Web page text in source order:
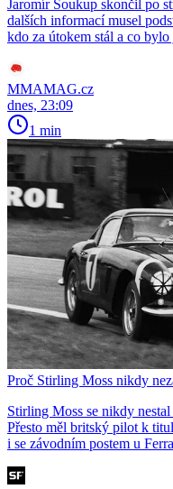
Jaromír Soukup skončil po
dalších informací musel
kdo za útokem stál a co
MMAMAG.cz
dnes, 23:09
1 min
Proč Stirling Moss nikdy
Stirling Moss se nikdy
Přesto měl britský pilot k
i se závodním postem u